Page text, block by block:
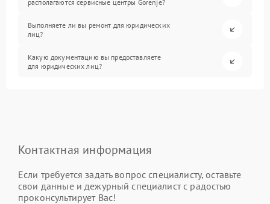
располагаются сервисные центры Gorenje?
Выполняете ли вы ремонт для юридических
лиц?
Какую документацию вы предоставляете
для юридических лиц?
Контактная информация
Если требуется задать вопрос специалисту, оставьте
свои данные и дежурный специалист с радостью
проконсультирует Вас!